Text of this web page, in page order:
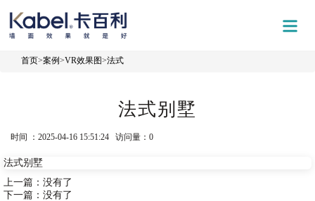
首页>案例>VR效果图>法式
法式别墅
时间 ：2025-04-16 15:51:24 访问量： 0
法式别墅
上一篇：没有了
下一篇：没有了